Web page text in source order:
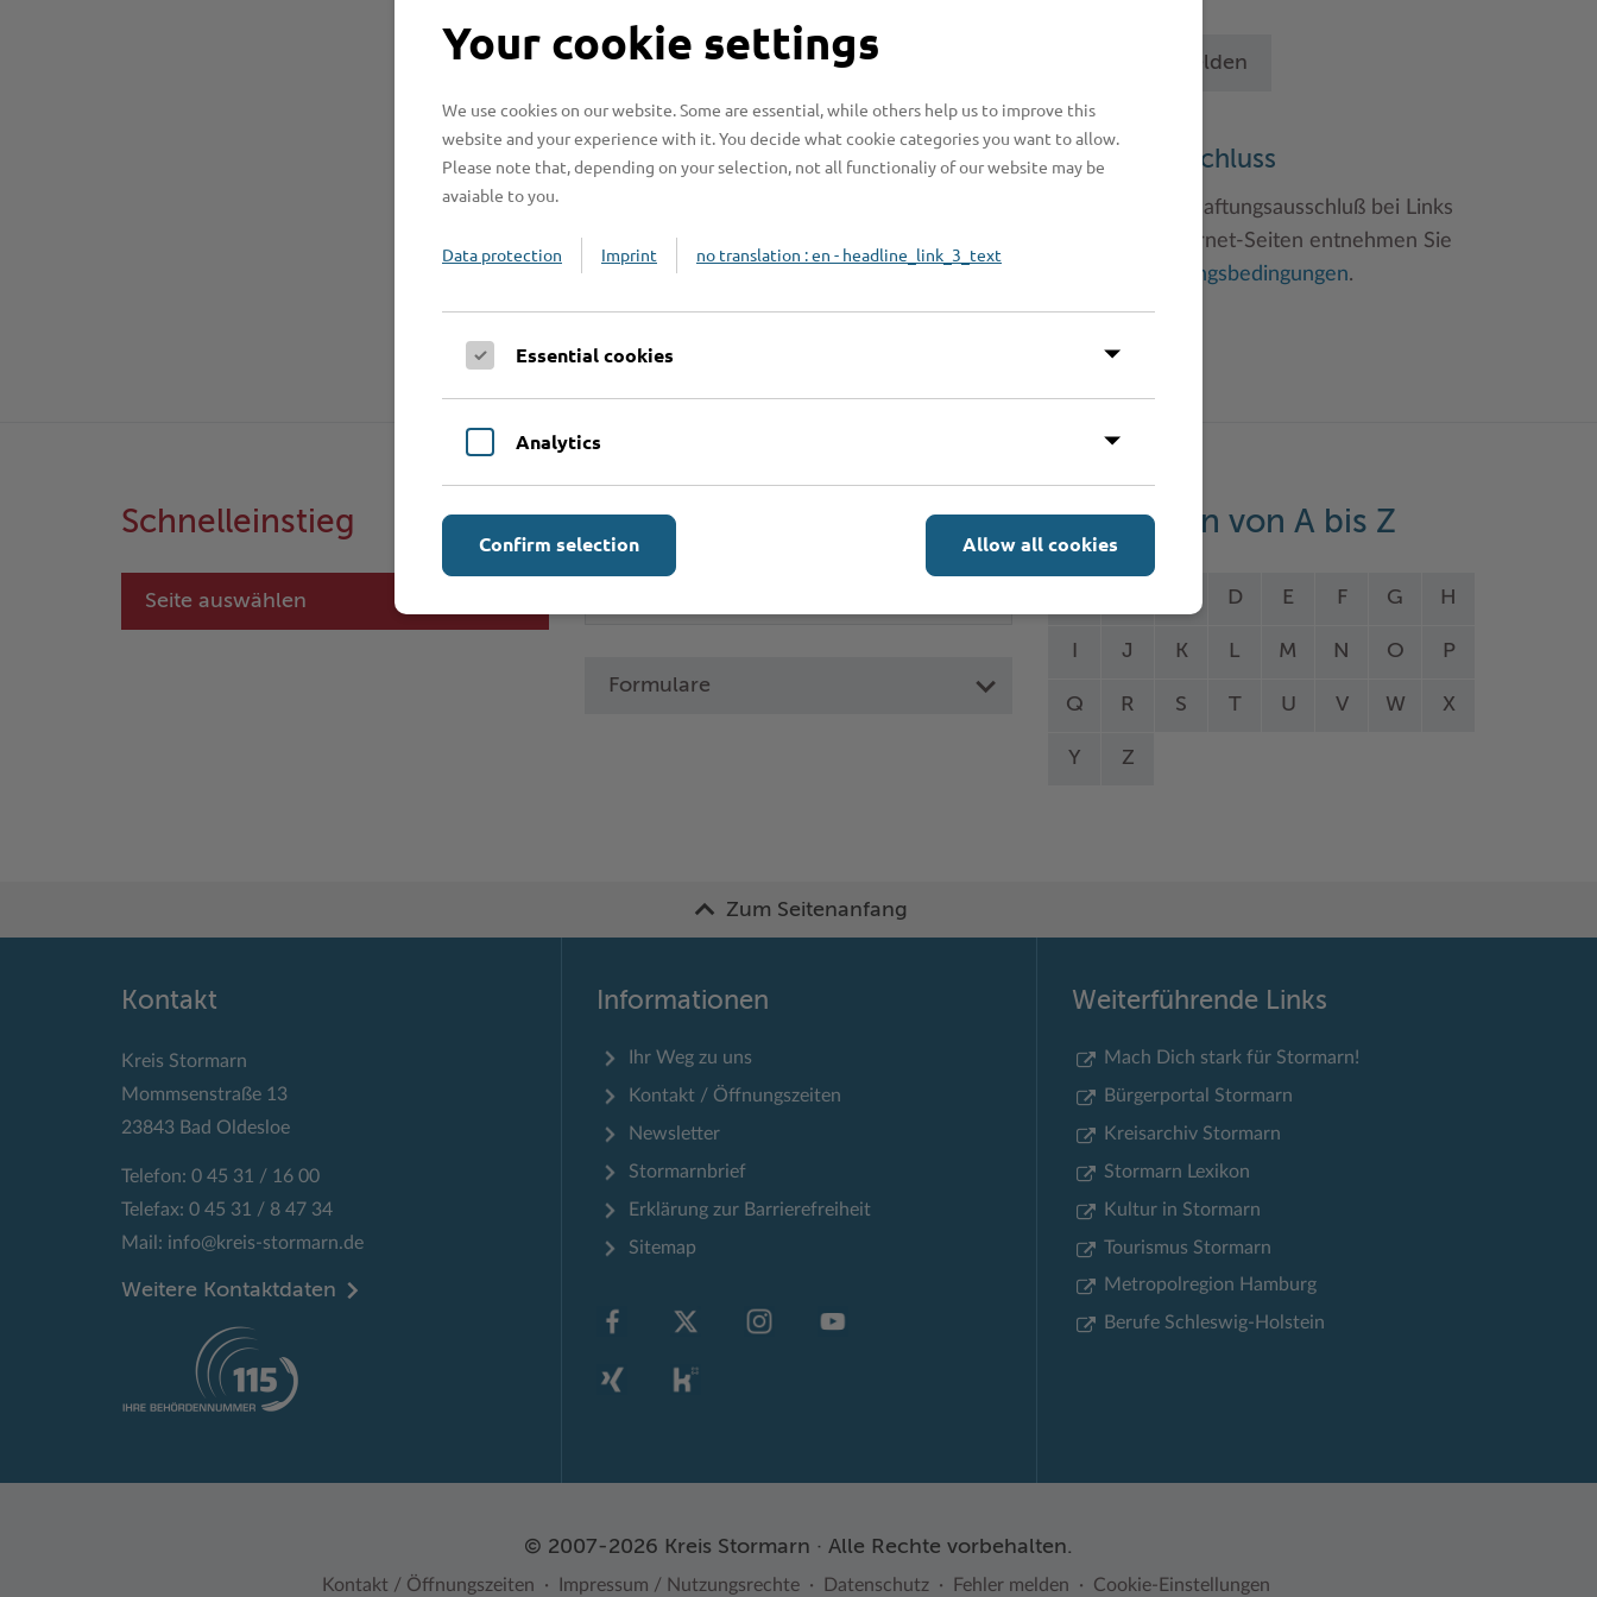
Betrieb anmelden
Haftungsauschluss
Hinweise zum Haftungsausschluß bei Links
zu anderen Internet-Seiten entnehmen Sie
Nutzungsbedingungen.
Schnelleinstieg
Seite auswählen
Online-Services
Formulare
Leistungen von A bis Z
D E F G H
J K L M N O P
Q R S T U V W X
Y Z
Zum Seitenanfang
Kontakt
Kreis Stormarn
Mommsenstraße 13
23843 Bad Oldesloe
Telefon: 0 45 31 / 16 00
Telefax: 0 45 31 / 8 47 34
Mail: info@kreis-stormarn.de
Weitere Kontaktdaten
Informationen
Ihr Weg zu uns
Kontakt / Öffnungszeiten
Newsletter
Stormarnbrief
Erklärung zur Barrierefreiheit
Sitemap
Weiterführende Links
Mach Dich stark für Stormarn!
Bürgerportal Stormarn
Kreisarchiv Stormarn
Stormarn Lexikon
Kultur in Stormarn
Tourismus Stormarn
Metropolregion Hamburg
Berufe Schleswig-Holstein
© 2007-2026 Kreis Stormarn · Alle Rechte vorbehalten.
Kontakt / Öffnungszeiten Impressum / Nutzungsrechte Datenschutz Fehler melden Cookie-Einstellungen
Your cookie settings
We use cookies on our website. Some are essential, while others help us to improve this
website and your experience with it. You decide what cookie categories you want to allow.
Please note that, depending on your selection, not all functionaliy of our website may be
avaiable to you.
Data protection Imprint no translation : en - headline_link_3_text
Essential cookies
Analytics
Allow all cookies
Confirm selection